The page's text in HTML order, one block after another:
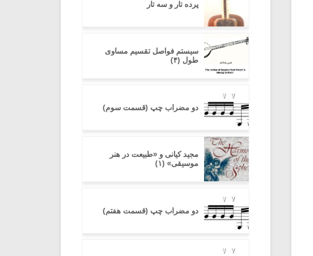
پرده تار و سه تار
سیستم فواصل تقسیم مساوی
طول (۴)
دو مضراب چپ (قسمت سوم)
مجید کیانی و «طبیعت در هنر
موسیقی» (۱)
دو مضراب چپ (قسمت هفتم)